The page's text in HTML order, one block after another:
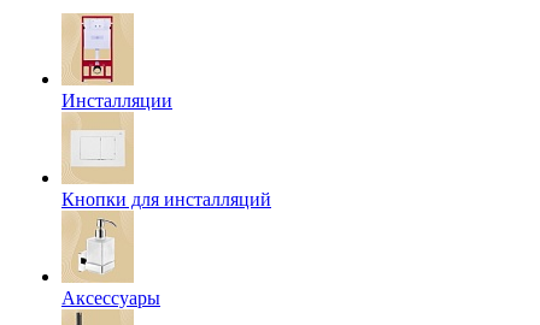
Инсталляции
Кнопки для инсталляций
Аксессуары